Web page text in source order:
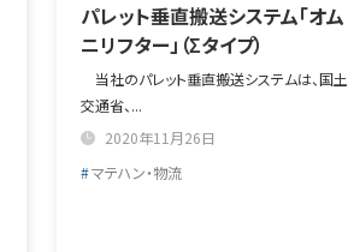
パレット垂直搬送システム「オム
ニリフター」（Σタイプ）
当社のパレット垂直搬送システムは、国土
交通省、...
2020年11月26日
マテハン・物流